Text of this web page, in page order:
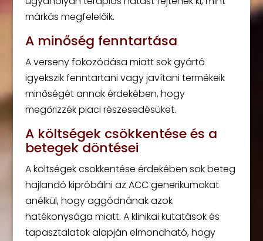
márkás megfelelőik.
A minőség fenntartása
A verseny fokozódása miatt sok gyártó
igyekszik fenntartani vagy javítani termékeik
minőségét annak érdekében, hogy
megőrizzék piaci részesedésüket.
A költségek csökkentése és a
betegek döntései
A költségek csökkentése érdekében sok beteg
hajlandó kipróbálni az ACC generikumokat
anélkül, hogy aggódnának azok
hatékonysága miatt. A klinikai kutatások és
tapasztalatok alapján elmondható, hogy